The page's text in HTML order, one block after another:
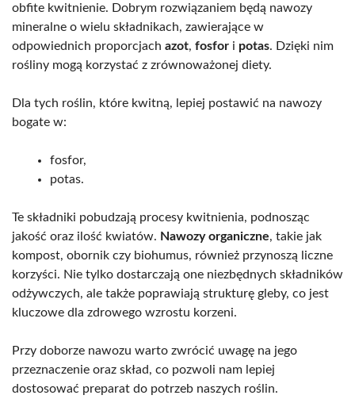
obfite kwitnienie. Dobrym rozwiązaniem będą nawozy
mineralne o wielu składnikach, zawierające w
odpowiednich proporcjach azot, fosfor i potas. Dzięki nim
rośliny mogą korzystać z zrównoważonej diety.
Dla tych roślin, które kwitną, lepiej postawić na nawozy
bogate w:
fosfor,
potas.
Te składniki pobudzają procesy kwitnienia, podnosząc
jakość oraz ilość kwiatów. Nawozy organiczne, takie jak
kompost, obornik czy biohumus, również przynoszą liczne
korzyści. Nie tylko dostarczają one niezbędnych składników
odżywczych, ale także poprawiają strukturę gleby, co jest
kluczowe dla zdrowego wzrostu korzeni.
Przy doborze nawozu warto zwrócić uwagę na jego
przeznaczenie oraz skład, co pozwoli nam lepiej
dostosować preparat do potrzeb naszych roślin.